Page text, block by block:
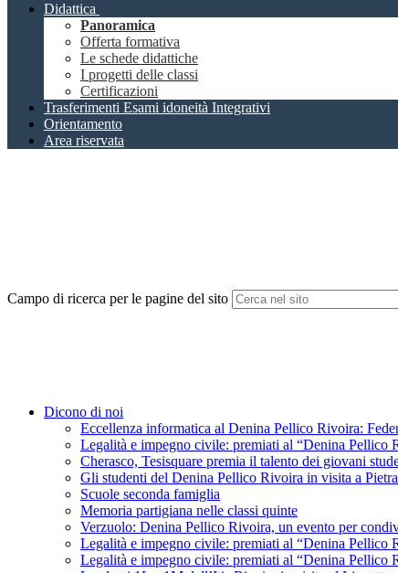
Didattica
Panoramica
Offerta formativa
Le schede didattiche
I progetti delle classi
Certificazioni
Trasferimenti Esami idoneità Integrativi
Orientamento
Area riservata
Campo di ricerca per le pagine del sito
Dicono di noi
Eccellenza informatica al Denina Pellico Rivoira:
Legalità e impegno civile: premiati al “Denina Pellico
Cherasco, Tesisquare premia il talento dei giovani
Gli studenti del Denina Pellico Rivoira in visita a
Scuole seconda famiglia
Memoria partigiana nelle classi quinte
Verzuolo: Denina Pellico Rivoira, un evento per
Legalità e impegno civile: premiati al “Denina Pellico
Legalità e impegno civile: premiati al “Denina Pellico